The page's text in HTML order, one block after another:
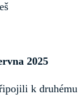
2025
k druhému